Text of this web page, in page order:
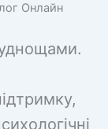
Онлайн